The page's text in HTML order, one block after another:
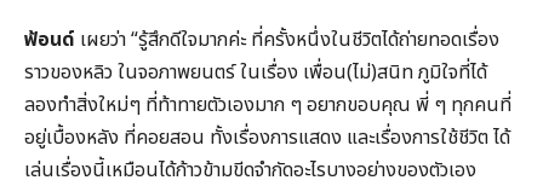
ฟ้อนด์ เผยว่า “รู้สึกดีใจมากค่ะ ที่ครั้งหนึ่งในชีวิตได้ถ่ายทอดเรื่อง
ราวของหลิว ในจอภาพยนตร์ ในเรื่อง เพื่อน(ไม่)สนิท ภูมิใจที่ได้
ลองทำสิ่งใหม่ๆ ที่ท้าทายตัวเองมาก ๆ อยากขอบคุณ พี่ ๆ ทุกคนที่
อยู่เบื้องหลัง ที่คอยสอน ทั้งเรื่องการแสดง และเรื่องการใช้ชีวิต ได้
เล่นเรื่องนี้เหมือนได้ก้าวข้ามขีดจำกัดอะไรบางอย่างของตัวเอง